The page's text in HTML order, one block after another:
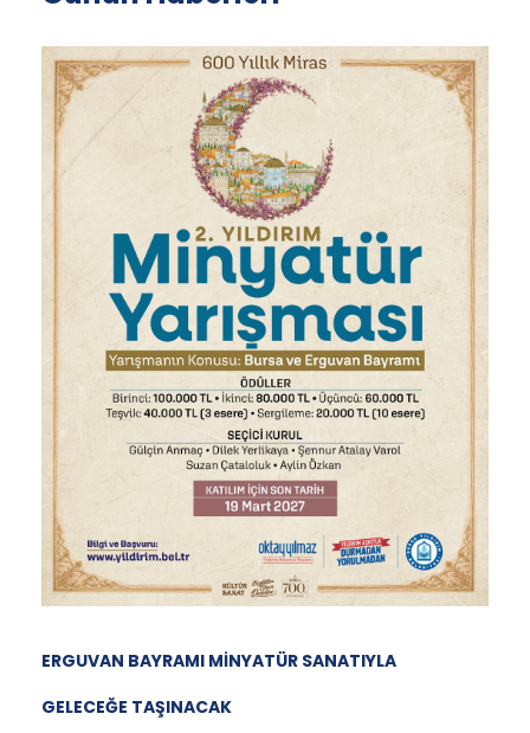
ERGUVAN BAYRAMI MİNYATÜR SANATIYLA
GELECEĞE TAŞINACAK